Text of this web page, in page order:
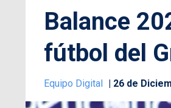
Balance
fútbol del
Equipo Digital 26 de